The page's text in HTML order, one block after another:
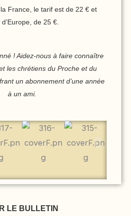
France, le tarif est de 22 € et
de 25 €.
! Aidez-nous à faire connaître
les chrétiens du Proche et du
un abonnement d’une année
à un ami.
LE BULLETIN